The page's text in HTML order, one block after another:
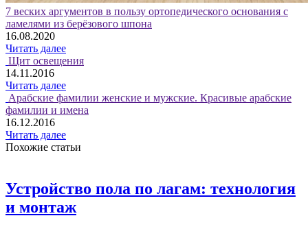
7 веских аргументов в пользу ортопедического основания с
ламелями из берёзового шпона
16.08.2020
Читать далее
Щит освещения
14.11.2016
Читать далее
Арабские фамилии женские и мужские. Красивые арабские
фамилии и имена
16.12.2016
Читать далее
Похожие статьи
Устройство пола по лагам: технология
и монтаж